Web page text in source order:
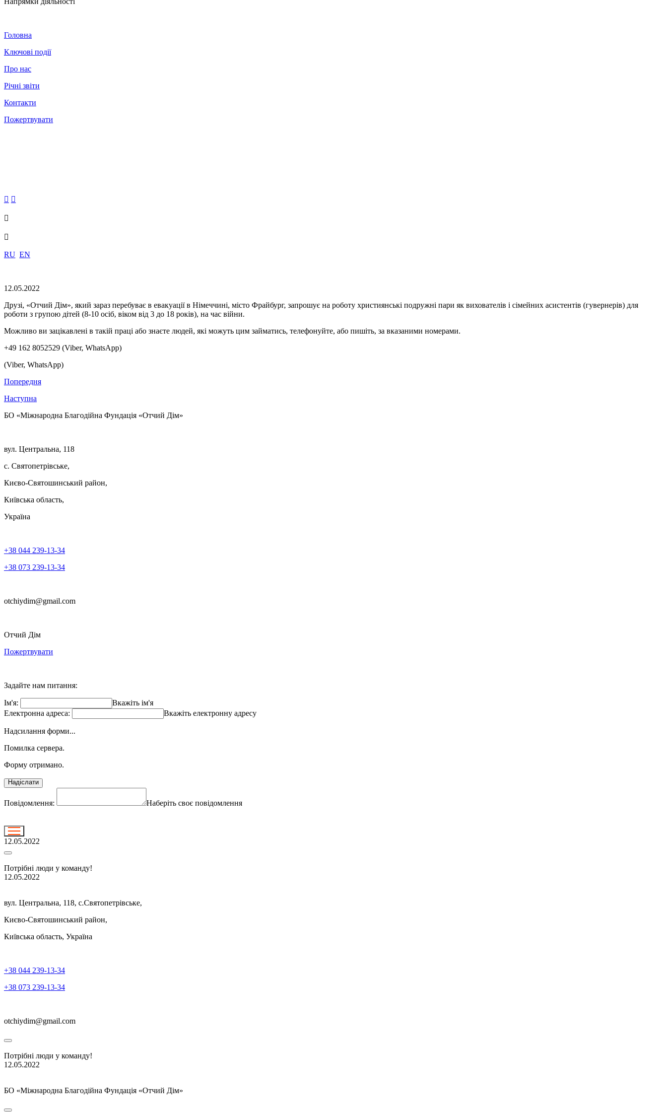
Головна
Ключові події
Про нас
Річні звіти
Контакти
Пожертвувати
 


RU EN
12.05.2022
Друзі, «Отчий Дім», який зараз перебуває в евакуації в Німеччині, місто Фрайбург, запрошує на роботу християнські подружні пари як вихователів і сімейних асистентів (гувернерів) для
роботи з групою дітей (8-10 осіб, віком від 3 до 18 років), на час війни.
Можливо ви зацікавлені в такій праці або знаєте людей, які можуть цим займатись, телефонуйте, або пишіть, за вказаними номерами.
+49 162 8052529 (Viber, WhatsApp)
(Viber, WhatsApp)
Попередня
Наступна
БО «Міжнародна Благодійна Фундація «Отчий Дім»
вул. Центральна, 118
с. Святопетрівське,
Києво-Святошинський район,
Київська область,
Україна
+38 044 239-13-34
+38 073 239-13-34
otchiydim@gmail.com
Отчий Дім
Пожертвувати
Задайте нам питання:
Ім'я:
Вкажіть ім'я
Електронна адреса:
Вкажіть електронну адресу
Надсилання форми...
Помилка сервера.
Форму отримано.
Надіслати
Повідомлення: Наберіть своє повідомлення
12.05.2022
Потрібні люди у команду!
12.05.2022
вул. Центральна, 118, с.Святопетрівське,
Києво-Святошинський район,
Київська область, Україна
+38 044 239-13-34
+38 073 239-13-34
otchiydim@gmail.com
Потрібні люди у команду!
12.05.2022
БО «Міжнародна Благодійна Фундація «Отчий Дім»